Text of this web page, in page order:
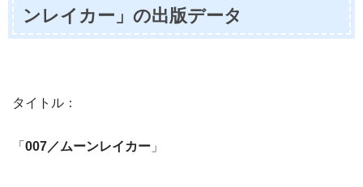
ンレイカー」の出版データ
タイトル：
「 007／ムーンレイカー 」